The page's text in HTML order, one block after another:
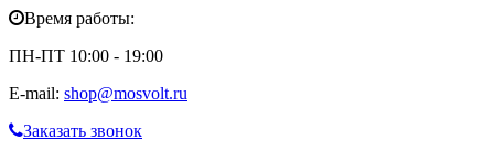
Время работы:
ПН-ПТ 10:00 - 19:00
E-mail: shop@mosvolt.ru
Заказать звонок